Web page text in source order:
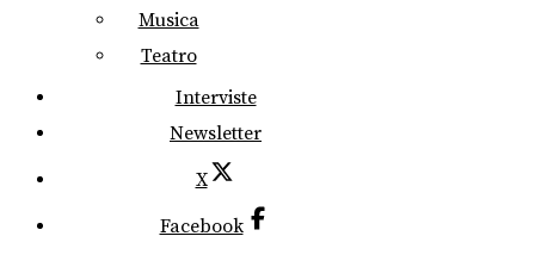
Musica
Teatro
Interviste
Newsletter
X
Facebook